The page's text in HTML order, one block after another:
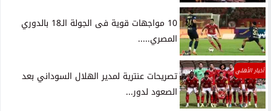
10 مواجهات قوية فى الجولة الـ18 بالدوري
المصري.....
أخبار الأهلي
تصريحات عنترية لمدير الهلال السوداني بعد
الصعود لدور...